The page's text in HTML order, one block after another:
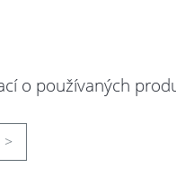
o používaných